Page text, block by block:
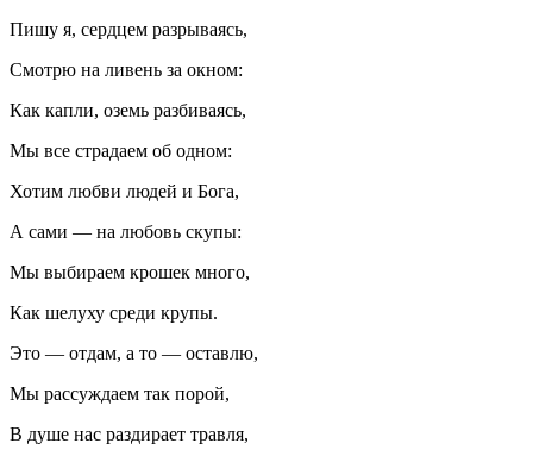
Пишу я, сердцем разрываясь,
Смотрю на ливень за окном:
Как капли, оземь разбиваясь,
Мы все страдаем об одном:
Хотим любви людей и Бога,
А сами — на любовь скупы:
Мы выбираем крошек много,
Как шелуху среди крупы.
Это — отдам, а то — оставлю,
Мы рассуждаем так порой,
В душе нас раздирает травля,